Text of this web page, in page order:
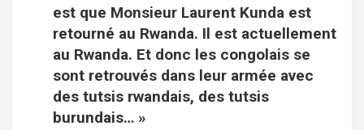
est que Monsieur Laurent Kunda est
retourné au Rwanda. Il est actuellement
au Rwanda. Et donc les congolais se
sont retrouvés dans leur armée avec
des tutsis rwandais, des tutsis
burundais… »